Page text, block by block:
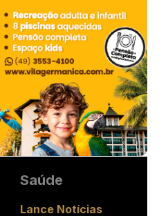
Saúde
Lance Notícias